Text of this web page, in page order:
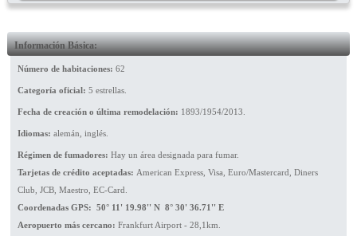
Información Básica:
Número de habitaciones: 62
Categoría oficial: 5 estrellas.
Fecha de creación o última remodelación: 1893/1954/2013.
Idiomas: alemán, inglés.
Régimen de fumadores: Hay un área designada para fumar.
Tarjetas de crédito aceptadas: American Express, Visa, Euro/Mastercard, Diners
Club, JCB, Maestro, EC-Card.
Coordenadas GPS: 50° 11' 19.98'' N 8° 30' 36.71'' E
Aeropuerto más cercano: Frankfurt Airport - 28,1km.